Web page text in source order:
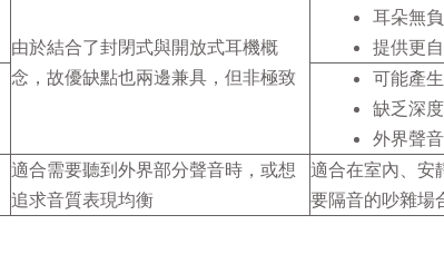
由於結合了封閉式與開放式耳機概
念，故優缺點也兩邊兼具，但非極致
耳朵無
提供更
可能產
缺乏深
外界聲
適合需要聽到外界部分聲音時，或想
追求音質表現均衡
適合在室內、安
要隔音的吵雜場